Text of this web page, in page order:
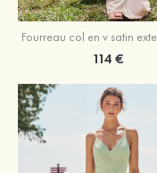
114 €